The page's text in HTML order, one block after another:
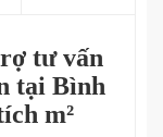
tư vấn
tại Bình
m²